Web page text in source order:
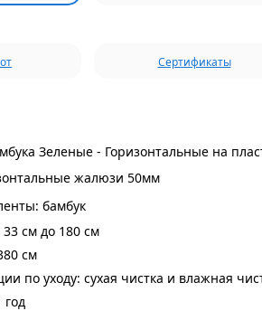
Сертификаты
Зеленые - Горизонтальные на
жалюзи 50мм
бамбук
см до 180 см
см
по уходу: сухая чистка и влажная
год